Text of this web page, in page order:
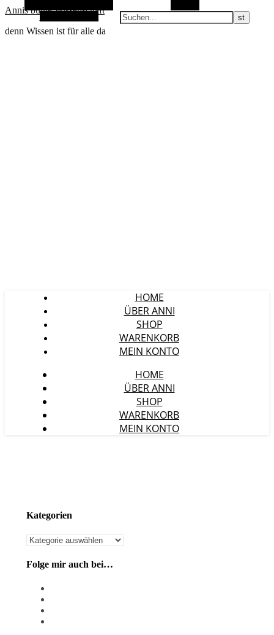
Annis bunte Wissenschaft
denn Wissen ist für alle da
Zufallsauswahl
HOME
ÜBER ANNI
SHOP
WARENKORB
MEIN KONTO
HOME
ÜBER ANNI
SHOP
WARENKORB
MEIN KONTO
Kategorien
Kategorien
Folge mir auch bei…